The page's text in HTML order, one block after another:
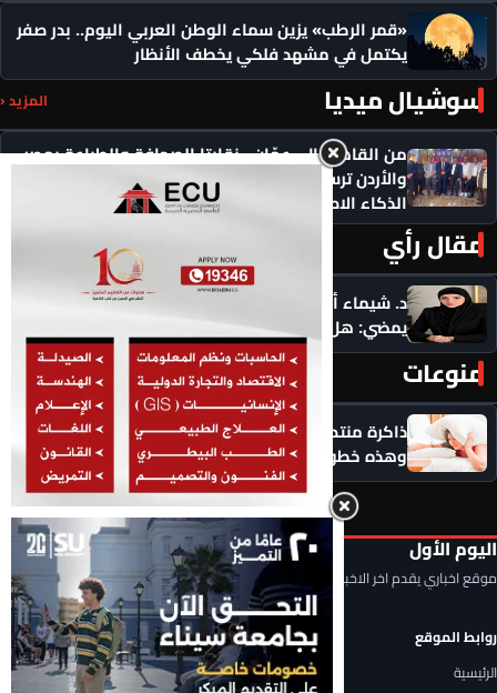
«قمر الرطب» يزين سماء الوطن العربي اليوم.. بدر صفر
يكتمل في مشهد فلكي يخطف الأنظار
سوشيال ميديا المزيد ‹
من القاهرة إلى عمّان.. نقابتا الصحافة والطباعة بمصر
والأردن ترسمان ملامح تعاون عمالي جديد في عصر
الذكاء الاصطناعي
مقال رأي
د. شيماء أحمدين تكتب .. حين يرفض ماضيك الرقمي أن
يمضي: هل يحق لك أن تبدأ من جديد؟
منوعات المزيد ‹
ذاكرة منتصف العمر في خطر؟.. التوتر يسرق التركيز
وهذه خطوات استعادة صفاء الذهن
اليوم الأول
موقع اخباري يقدم اخر الاخبار المحلية والعربية والعالمية
روابط الموقع
الرئيسية